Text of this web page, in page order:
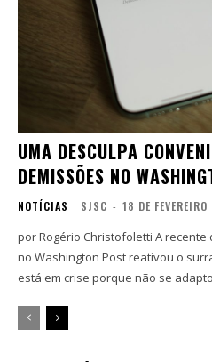
UMA DESCULPA
DEMISSÕES NO
NOTÍCIAS SJSC - 18 DE
por Rogério Christofoletti A recente demissão de 300 jornalistas
no Washington Post reativou o
está em crise porque não se